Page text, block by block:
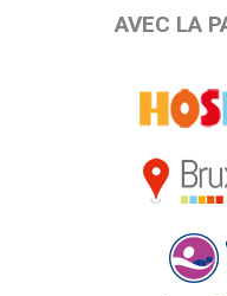
AVEC LA